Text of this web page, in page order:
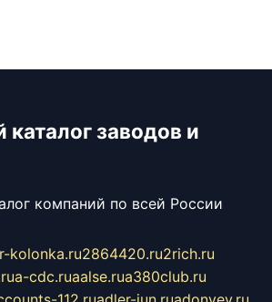
каталог заводов и
компаний по всей России
kolonka.ru2864420.ru2rich.ru
a-cdc.ruaalse.rua380club.ru